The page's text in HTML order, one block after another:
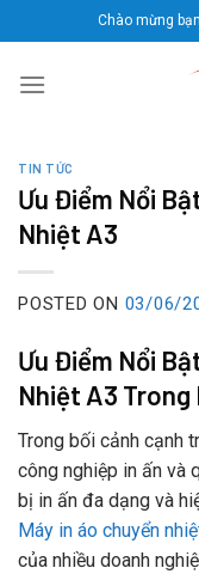
to
content
Chào mừng
TIN TỨC
Ưu Điểm Nổi
Nhiệt A3
POSTED ON 03/06/
Ưu Điểm Nổi
Nhiệt A3 Trong
Trong bối cảnh cạnh
công nghiệp in ấn và
bị in ấn đa dạng và
Máy in áo chuyển
của nhiều doanh